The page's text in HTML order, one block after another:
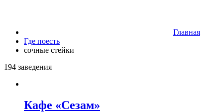
Главная
Где поесть
сочные стейки
194 заведения
Кафе «Сезам»